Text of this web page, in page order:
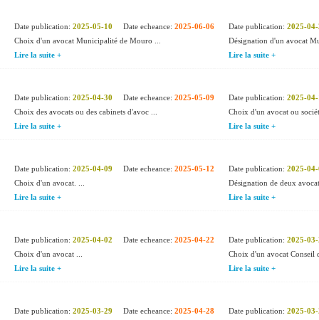
Date publication: 2025-05-10 Date echeance: 2025-06-06
Choix d'un avocat Municipalité de Mouro ...
Lire la suite +
Date publication: 2025-
Désignation d'un avocat
Lire la suite +
Date publication: 2025-04-30 Date echeance: 2025-05-09
Choix des avocats ou des cabinets d'avoc ...
Lire la suite +
Date publication: 2025-
Choix d'un avocat ou
Lire la suite +
Date publication: 2025-04-09 Date echeance: 2025-05-12
Choix d'un avocat. ...
Lire la suite +
Date publication: 2025-
Désignation de deux
Lire la suite +
Date publication: 2025-04-02 Date echeance: 2025-04-22
Choix d'un avocat ...
Lire la suite +
Date publication: 2025-
Choix d'un avocat Conseil
Lire la suite +
Date publication: 2025-03-29 Date echeance: 2025-04-28
Date publication: 2025-